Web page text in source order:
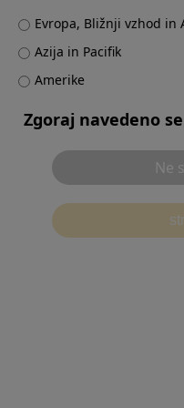
Obvestilo o
Evropa, Bližnji vzhod in
Azija in Pacifik
Amerike
Zgoraj navedeno
Ne